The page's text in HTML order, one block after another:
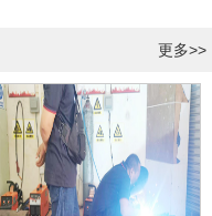
更多>>